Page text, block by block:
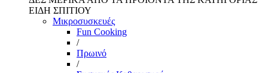
ΕΙΔΗ ΣΠΙΤΙΟΥ
Μικροσυσκευές
Fun Cooking
/
Πρωινό
/